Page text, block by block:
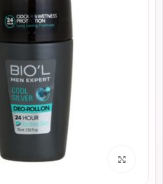
برای بزرگنمایی کلیک کنید